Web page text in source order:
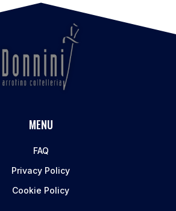
MENU
FAQ
Privacy Policy
Cookie Policy